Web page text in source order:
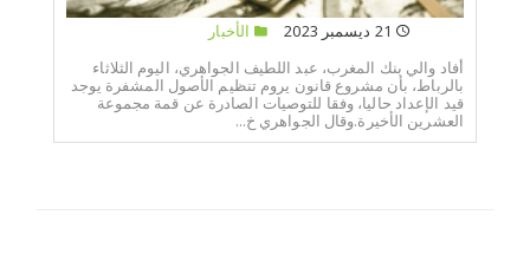
الأخبار
أفاد والي بنك المغرب، عبد اللطيف الجواهري، اليوم الثلاثاء
بالرباط، بأن مشروع قانون يروم تنظيم الأصول المشفرة يوجد
قيد الإعداد حاليا، وفقا للتوصيات الصادرة عن قمة مجموعة
العشرين الأخيرة.وقال الجواهري خ...